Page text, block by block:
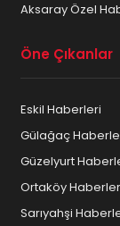
Aksaray Özel
Öne Çıkanlar
Eskil Haberleri
Gülağaç
Güzelyurt
Ortaköy
Sarıyahşi